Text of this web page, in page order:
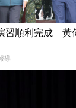
習順利完成 黃
導